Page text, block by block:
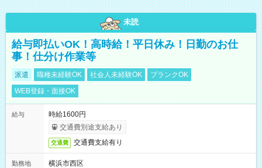
未読
給与即払いOK！高時給！平日休み！日勤のお仕
事！仕分け作業等
派遣 職種未経験OK 社会人未経験OK
ブランクOK
WEB登録・面接OK
給与
時給1600円
交通費別途支給あり
交通費 交通費支給有り
勤務地
横浜市西区